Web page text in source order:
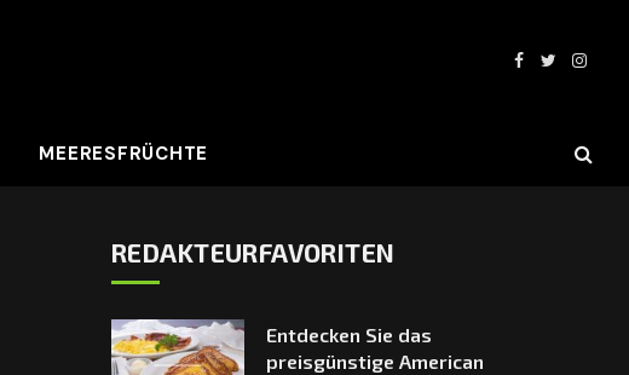
Facebook
Twitter
MEERESFRÜCHTE
REDAKTEURFAVORITEN
Entdecken Sie das
preisgünstige American